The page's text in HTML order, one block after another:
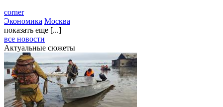
corner
Экономика Москва
показать еще [...]
все новости
Актуальные сюжеты